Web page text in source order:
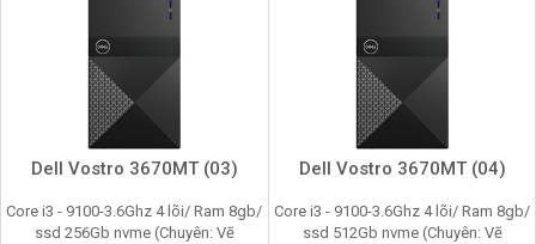
Dell Vostro 3670MT (03)
Core i3 - 9100-3.6Ghz 4 lõi/ Ram 8gb/
ssd 256Gb nvme (Chuyên: Vẽ
Dell Vostro 3670MT (04)
Core i3 - 9100-3.6Ghz 4 lõi/ Ram 8gb/
ssd 512Gb nvme (Chuyên: Vẽ